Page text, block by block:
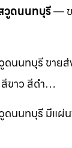
วูดนนทบุรี— ข
นนทบุรี ขาย
ขาว สีดำ…
นนทบุรี มีแผ่